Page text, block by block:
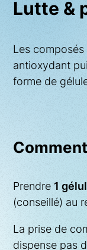
Lutte &
Les
antioxydant
forme de
Prendre 1
(conseillé) au
La prise de
dispense pas